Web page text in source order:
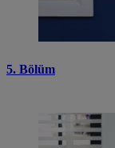
5. Bölüm